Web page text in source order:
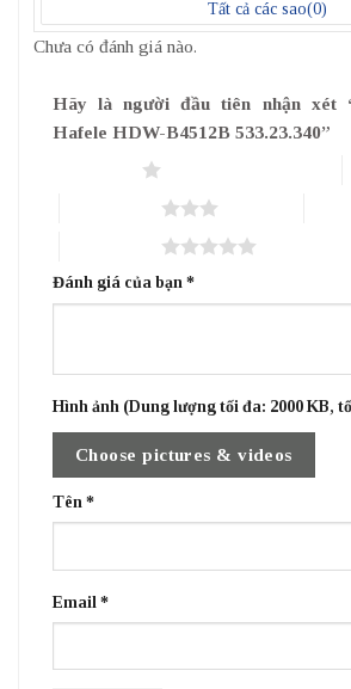
Tất cả các sao(0)
Chưa có đánh giá nào.
Hãy là người đầu tiên nhận xét
Hafele HDW-B4512B 533.23.340”
Đánh giá của bạn *
Hình ảnh (Dung lượng tối đa: 2000 KB,
Choose pictures & videos
Tên *
Email *